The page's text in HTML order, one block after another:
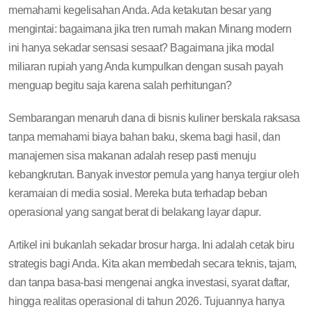
memahami kegelisahan Anda. Ada ketakutan besar yang
mengintai: bagaimana jika tren rumah makan Minang modern
ini hanya sekadar sensasi sesaat? Bagaimana jika modal
miliaran rupiah yang Anda kumpulkan dengan susah payah
menguap begitu saja karena salah perhitungan?
Sembarangan menaruh dana di bisnis kuliner berskala raksasa
tanpa memahami biaya bahan baku, skema bagi hasil, dan
manajemen sisa makanan adalah resep pasti menuju
kebangkrutan. Banyak investor pemula yang hanya tergiur oleh
keramaian di media sosial. Mereka buta terhadap beban
operasional yang sangat berat di belakang layar dapur.
Artikel ini bukanlah sekadar brosur harga. Ini adalah cetak biru
strategis bagi Anda. Kita akan membedah secara teknis, tajam,
dan tanpa basa-basi mengenai angka investasi, syarat daftar,
hingga realitas operasional di tahun 2026. Tujuannya hanya